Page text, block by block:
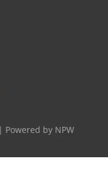
Powered by NPW